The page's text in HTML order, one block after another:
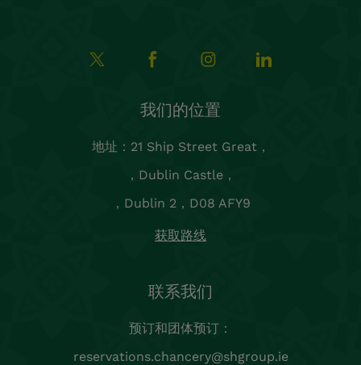
我们的位置
地址：21 Ship Street Great，
，Dublin Castle，
，Dublin 2，D08 AFY9
获取路线
联系我们
预订和团体预订：
reservations.chancery@shgroup.ie